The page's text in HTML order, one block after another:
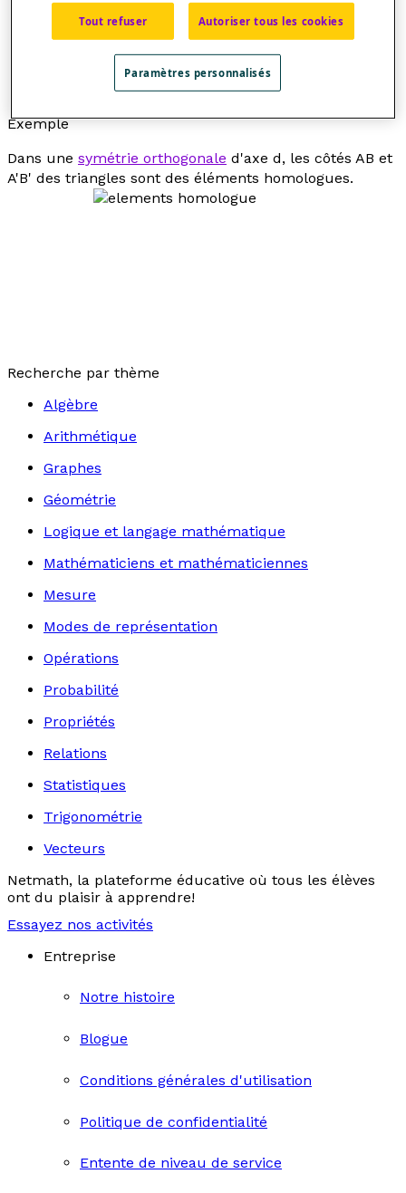
sont placés de manières semblables.
Des éléments homologues derapports égaux sont
des nombres qui occupent des positions identiques
dans ces rapports, soit le numérateur ou le
dénominateur.
Exemple
Dans une symétrie orthogonale d'axe d, les côtés AB et
A'B' des triangles sont des éléments homologues.
Recherche par thème
Algèbre
Arithmétique
Graphes
Géométrie
Logique et langage mathématique
Mathématiciens et mathématiciennes
Mesure
Modes de représentation
Opérations
Probabilité
Propriétés
Relations
Statistiques
Trigonométrie
Vecteurs
Netmath, la plateforme éducative où tous les élèves
ont du plaisir à apprendre!
Essayez nos activités
Entreprise
Notre histoire
Blogue
Conditions générales d'utilisation
Politique de confidentialité
Entente de niveau de service
Tout refuser Autoriser tous les cookies
Paramètres personnalisés